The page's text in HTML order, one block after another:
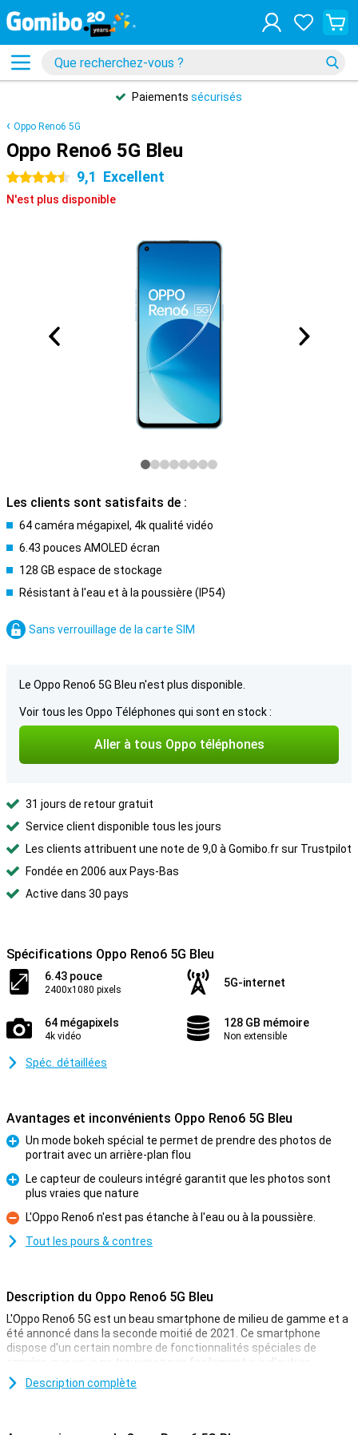
Paiements sécurisés
Oppo Reno6 5G
Oppo Reno6 5G Bleu
4.5 étoiles 9,1 Excellent
N'est plus disponible
Les clients sont satisfaits de :
64 caméra mégapixel, 4k qualité vidéo
6.43 pouces AMOLED écran
128 GB espace de stockage
Résistant à l'eau et à la poussière (IP54)
Sans verrouillage de la carte SIM
Le Oppo Reno6 5G Bleu n'est plus disponible.
Voir tous les Oppo Téléphones qui sont en stock :
Aller à tous Oppo téléphones
31 jours de retour gratuit
Service client disponible tous les jours
Les clients attribuent une note de 9,0 à Gomibo.fr sur Trustpilot
Fondée en 2006 aux Pays-Bas
Active dans 30 pays
Spécifications Oppo Reno6 5G Bleu
6.43 pouce
2400x1080 pixels
5G-internet
64 mégapixels
4k vidéo
128 GB mémoire
Non extensible
Spéc. détaillées
Avantages et inconvénients Oppo Reno6 5G Bleu
Pour
Un mode bokeh spécial te permet de prendre des photos de
portrait avec un arrière-plan flou
Pour
Le capteur de couleurs intégré garantit que les photos sont
plus vraies que nature
Contre
L'Oppo Reno6 n'est pas étanche à l'eau ou à la poussière.
Tout les pours & contres
Description du Oppo Reno6 5G Bleu
L'Oppo Reno6 5G est un beau smartphone de milieu de gamme et a
été annoncé dans la seconde moitié de 2021. Ce smartphone
dispose d'un certain nombre de fonctionnalités spéciales de
caméra, que vous ne trouverez pas facilement sur d'autres
smartphones. En outre, ce téléphone prend en charge l'internet
mobile super rapide avec la 5G.
Description complète